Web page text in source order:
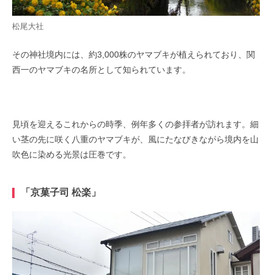
松尾大社
その神社境内には、約3,000株のヤマブキが植えられており、関
西一のヤマブキの名所として知られています。
見頃を迎えるこれからの時季、例年多くの参拝者が訪れます。細
い茎の先に咲く八重のヤマブキが、風にたなびきながら境内を山
吹色に染める光景は圧巻です。
「京菓子司 松楽」